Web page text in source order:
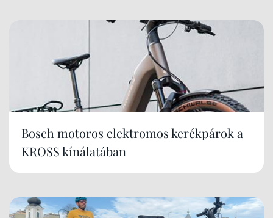
Bosch motoros elektromos kerékpárok a
KROSS kínálatában